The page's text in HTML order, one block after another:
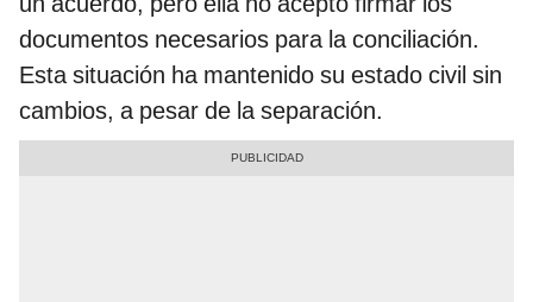
documentos necesarios para la conciliación.
Esta situación ha mantenido su estado civil sin
cambios, a pesar de la separación.